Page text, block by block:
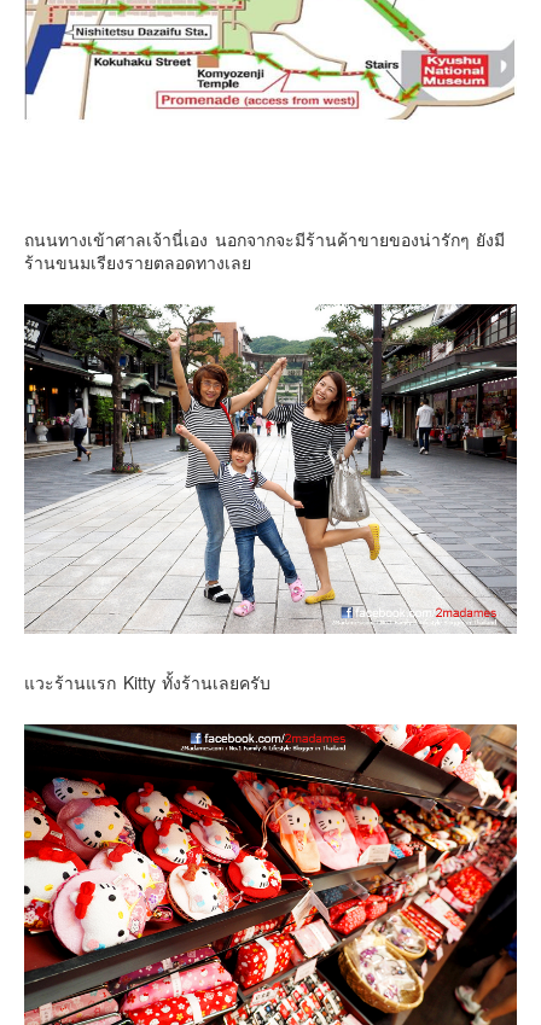
ถนนทางเข้าศาลเจ้านี่เอง นอกจากจะมีร้านค้าขายของน่ารักๆ ยังมี
ร้านขนมเรียงรายตลอดทางเลย
แวะร้านแรก Kitty ทั้งร้านเลยครับ